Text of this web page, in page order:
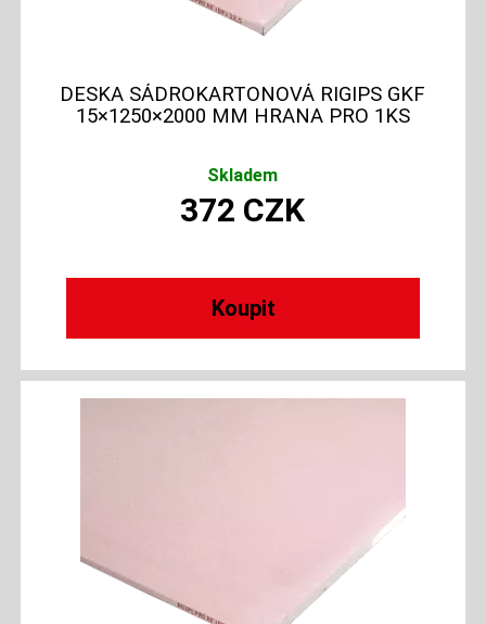
DESKA SÁDROKARTONOVÁ RIGIPS GKF
15×1250×2000 MM HRANA PRO 1KS
Skladem
372 CZK